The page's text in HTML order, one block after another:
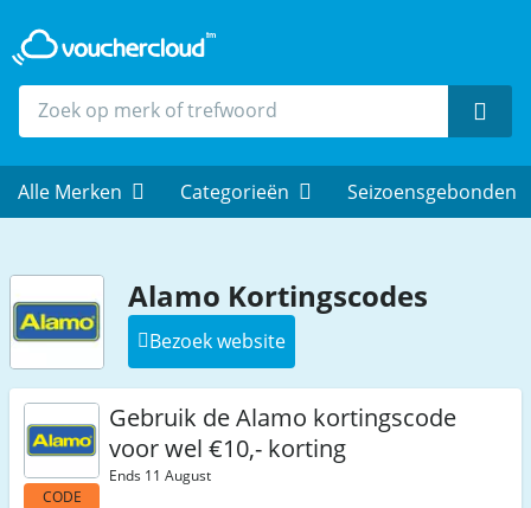
Alle Merken Categorieën Seizoensgebonden
Alamo Kortingscodes
Bezoek website
CODE
Gebruik de Alamo kortingscode
voor wel €10,- korting
Ends 11 August